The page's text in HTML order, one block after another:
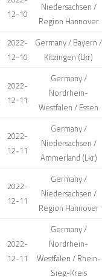
12-10
Niedersachsen /
Region Hannover
2022-
12-10
Germany / Bayern /
Kitzingen (Lkr)
2022-
12-11
Germany /
Nordrhein-
Westfalen / Essen
2022-
12-11
Germany /
Niedersachsen /
Ammerland (Lkr)
2022-
12-11
Germany /
Niedersachsen /
Region Hannover
2022-
12-11
Germany /
Nordrhein-
Westfalen / Rhein-
Sieg-Kreis